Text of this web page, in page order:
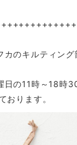
カのキルティン
日の11時～18時
おります。